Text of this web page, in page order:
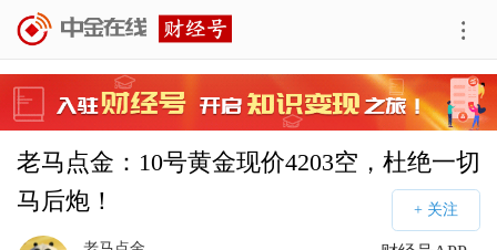
老马点金：10号黄金现价4203空，杜绝一切
马后炮！